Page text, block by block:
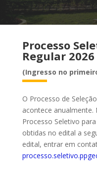
Processo
Regular 2026
(Ingresso no
O Processo de
acontece
Processo Seletivo
obtidas no edital a
edital, entrar em